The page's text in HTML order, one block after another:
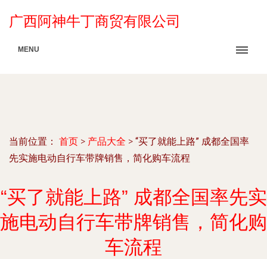
广西阿神牛丁商贸有限公司
MENU
当前位置： 首页 > 产品大全 > “买了就能上路” 成都全国率
先实施电动自行车带牌销售，简化购车流程
“买了就能上路” 成都全国率先实
施电动自行车带牌销售，简化购
车流程